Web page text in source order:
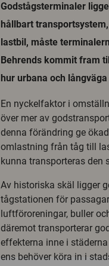
Godstågsterminaler
hållbart
lastbil, måste
Behrends kommit fram
hur urbana och
En nyckelfaktor i
över mer av
denna förändring ge
omlastning från tåg till
kunna transporteras den
Av historiska skäl ligger
tågstationen för
luftföroreningar, buller
däremot transporterar
effekterna inne i
ens behöver köra in i